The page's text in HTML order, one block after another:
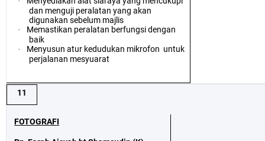
dan menguji peralatan yang akan
digunakan sebelum majlis
·
Memastikan peralatan berfungsi dengan
baik
· Menyusun atur kedudukan mikrofon untuk
perjalanan mesyuarat
11
FOTOGRAFI